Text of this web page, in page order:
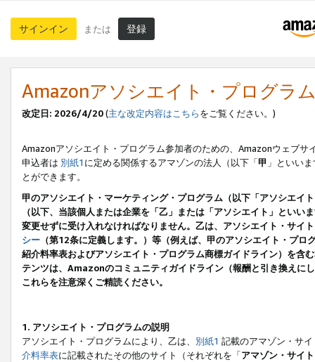
サインイン または 登録
Amazonアソシエイト・プログラ
改定日: 2026/4/20(主な改定内容はこちらをご覧ください。)
Amazonアソシエイト・プログラム参加者のための、Amazonウェブサ
申込者は 別紙1 に定める関係するアマゾンの法人（以下「甲 」といい
とができます。
甲のアソシエイト・マーケティング・プログラム（以下「アソシエイ
（以下、当該個人または企業を「乙」または「アソシエイト」とい
変更せずに受け入れなければなりません。乙は、アソシエイト・サイ
シー （第12条に定義します。）等（例えば、甲のアソシエイト・プ
紹介料率表およびアソシエイト・プログラム商標ガイドライン）を
テンツは、Amazonのコミュニティガイドライン（報酬と引き換えに
これらを注意深くご精読ください。
1. アソシエイト・プログラムの説明
アソシエイト・プログラムにより、乙は、 別紙1 記載のアマゾン・サ
介料率表に記載されたその他のサイト（それぞれを「アマゾン・サイト